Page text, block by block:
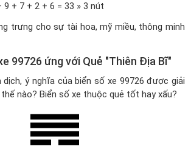
+ 7 + 2 + 6 = 33 » 3 nút
trưng cho sự tài hoa, mỹ miều, thông minh
99726 ứng với Quẻ "Thiên Địa Bĩ"
dịch, ý nghĩa của biển số xe 99726 được giải
nào? Biển số xe thuộc quẻ tốt hay xấu?